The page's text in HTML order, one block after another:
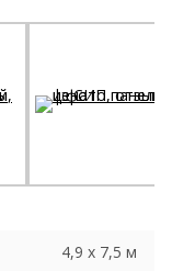
4,9 x 7,5 м